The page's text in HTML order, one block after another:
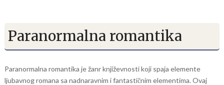
Paranormalna romantika
Paranormalna romantika je žanr književnosti koji spaja elemente
ljubavnog romana sa nadnaravnim i fantastičnim elementima. Ovaj